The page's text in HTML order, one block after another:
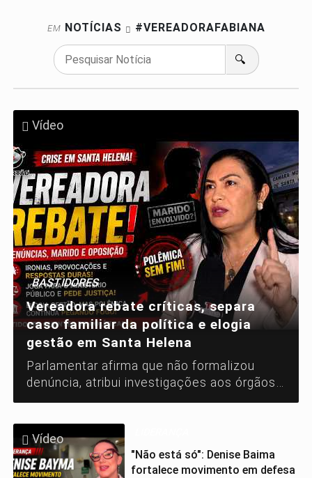
EM NOTÍCIAS #VEREADORAFABIANA
🔍
Vídeo
BASTIDORES
Vereadora rebate críticas, separa
caso familiar da política e elogia
gestão em Santa Helena
Parlamentar afirma que não formalizou
denúncia, atribui investigações aos órgãos
competentes e destaca ações da
estratégicas.
Vídeo
"Não está só": Denise Baima
fortalece movimento em defesa